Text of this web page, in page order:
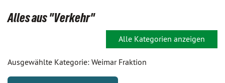
Alles aus "Verkehr"
Alle Kategorien anzeigen
Ausgewählte Kategorie: Weimar Fraktion